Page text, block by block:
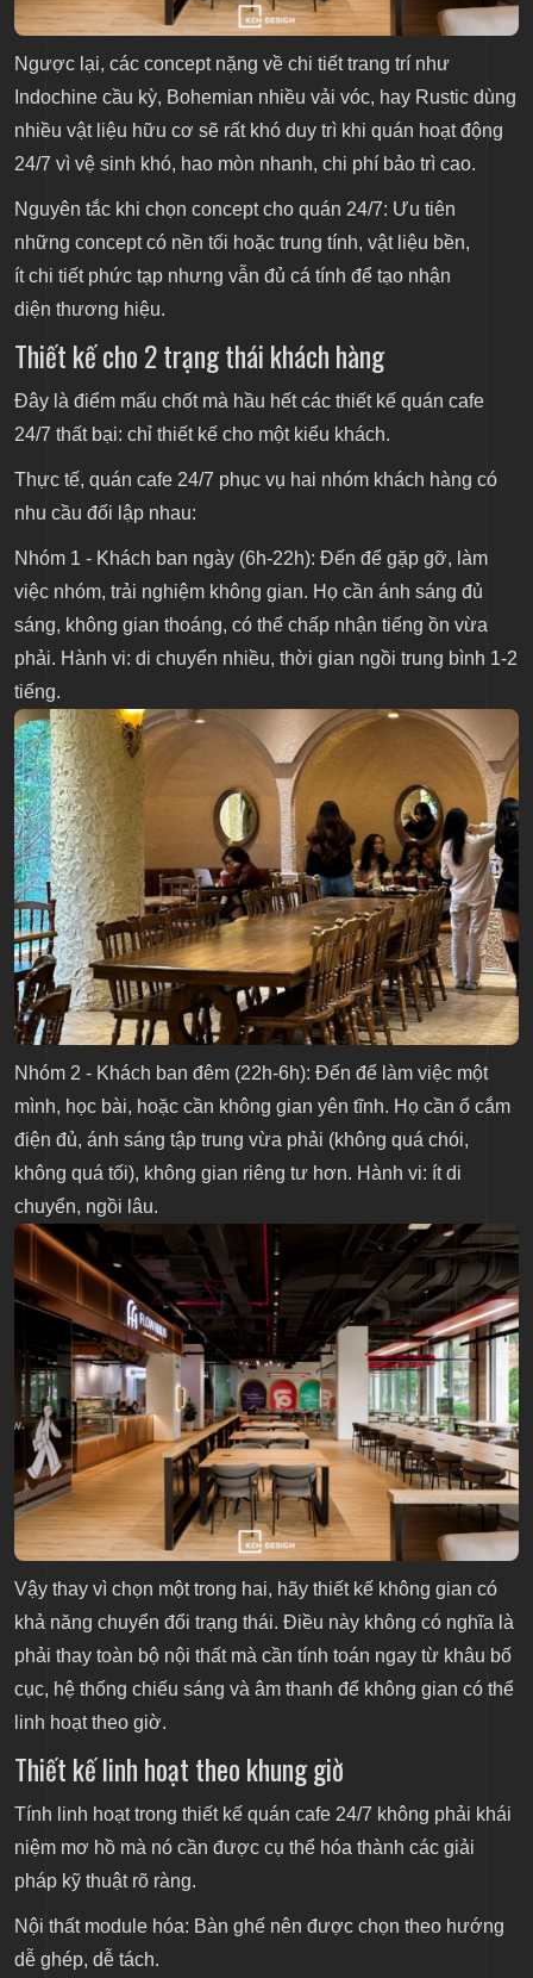
Ngược lại, các concept nặng về chi tiết trang trí như
Indochine cầu kỳ, Bohemian nhiều vải vóc, hay Rustic dùng
nhiều vật liệu hữu cơ sẽ rất khó duy trì khi quán hoạt động
24/7 vì vệ sinh khó, hao mòn nhanh, chi phí bảo trì cao.
Nguyên tắc khi chọn concept cho quán 24/7: Ưu tiên
những concept có nền tối hoặc trung tính, vật liệu bền,
ít chi tiết phức tạp nhưng vẫn đủ cá tính để tạo nhận
diện thương hiệu.
Thiết kế cho 2 trạng thái khách hàng
Đây là điểm mấu chốt mà hầu hết các thiết kế quán cafe
24/7 thất bại: chỉ thiết kế cho một kiểu khách.
Thực tế, quán cafe 24/7 phục vụ hai nhóm khách hàng có
nhu cầu đối lập nhau:
Nhóm 1 - Khách ban ngày (6h-22h): Đến để gặp gỡ, làm
việc nhóm, trải nghiệm không gian. Họ cần ánh sáng đủ
sáng, không gian thoáng, có thể chấp nhận tiếng ồn vừa
phải. Hành vi: di chuyển nhiều, thời gian ngồi trung bình 1-2
tiếng.
Nhóm 2 - Khách ban đêm (22h-6h): Đến để làm việc một
mình, học bài, hoặc cần không gian yên tĩnh. Họ cần ổ cắm
điện đủ, ánh sáng tập trung vừa phải (không quá chói,
không quá tối), không gian riêng tư hơn. Hành vi: ít di
chuyển, ngồi lâu.
Vậy thay vì chọn một trong hai, hãy thiết kế không gian có
khả năng chuyển đổi trạng thái. Điều này không có nghĩa là
phải thay toàn bộ nội thất mà cần tính toán ngay từ khâu bố
cục, hệ thống chiếu sáng và âm thanh để không gian có thể
linh hoạt theo giờ.
Thiết kế linh hoạt theo khung giờ
Tính linh hoạt trong thiết kế quán cafe 24/7 không phải khái
niệm mơ hồ mà nó cần được cụ thể hóa thành các giải
pháp kỹ thuật rõ ràng.
Nội thất module hóa: Bàn ghế nên được chọn theo hướng
dễ ghép, dễ tách.